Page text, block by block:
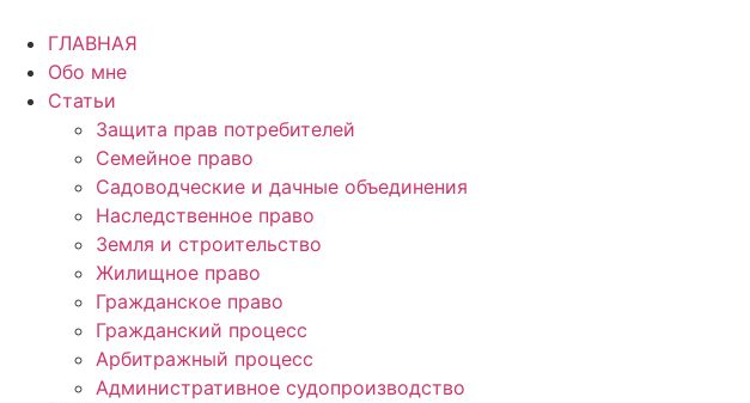
содержимому
ГЛАВНАЯ
Обо мне
Статьи
Защита прав потребителей
Семейное право
Садоводческие и дачные объединения
Наследственное право
Земля и строительство
Жилищное право
Гражданское право
Гражданский процесс
Арбитражный процесс
Административное судопроизводство